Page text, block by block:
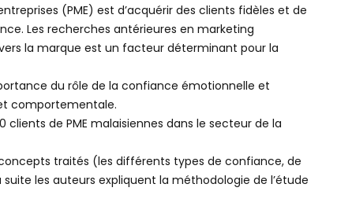
(PME) est d’acquérir des clients fidèles et de
Les recherches antérieures en marketing
la marque est un facteur déterminant pour la
du rôle de la confiance émotionnelle et
comportementale.
de PME malaisiennes dans le secteur de la
traités (les différents types de confiance, de
les auteurs expliquent la méthodologie de l’étude